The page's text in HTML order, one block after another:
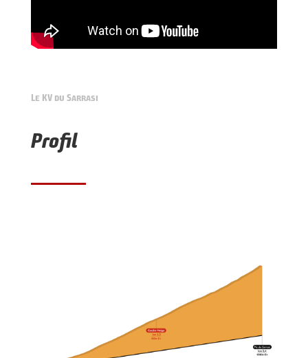
Le KV du Sarrasi
Profil